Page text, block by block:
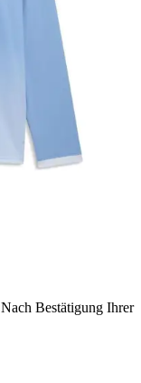
Nach Bestätigung Ihrer